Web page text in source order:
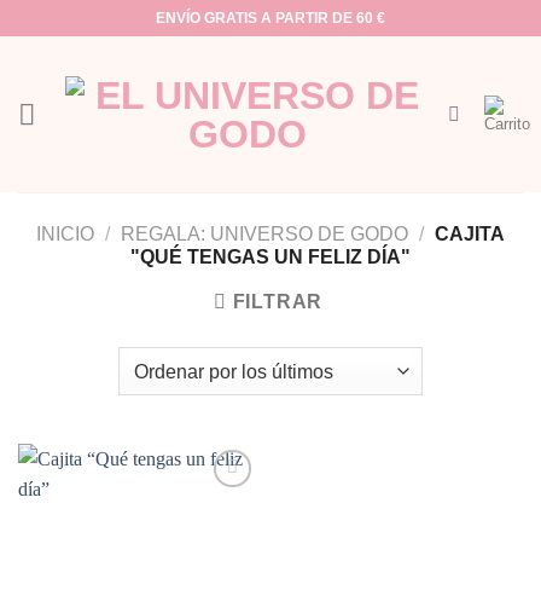
contenido
ENVÍO GRATIS A PARTIR DE 60 €
INICIO / REGALA: UNIVERSO DE GODO / CAJITA
"QUÉ TENGAS UN FELIZ DÍA"
FILTRAR